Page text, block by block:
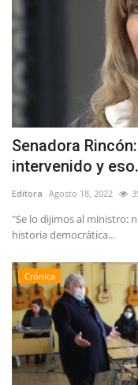
Policial
Tribunales
Deporte
Política
Espectáculos
Senadora
intervenido y
Editora Agosto 18, 2022
"Se lo dijimos al ministro:
historia democrática...
Crónica